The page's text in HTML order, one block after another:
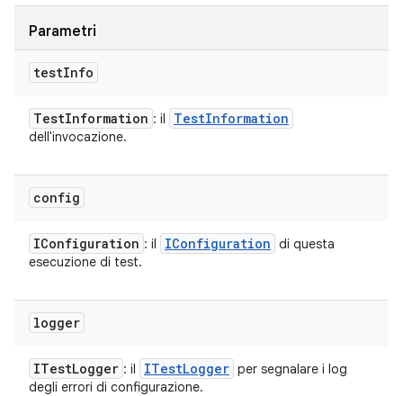
Parametri
testInfo
TestInformation : il TestInformation
dell'invocazione.
config
IConfiguration : il IConfiguration di questa
esecuzione di test.
logger
ITestLogger : il ITestLogger per segnalare i log
degli errori di configurazione.